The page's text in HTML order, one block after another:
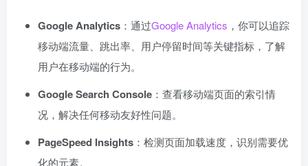
Google Analytics ：通过Google Analytics ，你可以追踪
移动端流量、跳出率、用户停留时间等关键指标，了解
用户在移动端的行为。
Google Search Console ：查看移动端页面的索引情
况，解决任何移动友好性问题。
PageSpeed Insights ：检测页面加载速度，识别需要优
化的元素。